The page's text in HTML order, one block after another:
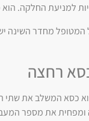
למניעת החלקה.
מחדר השינה
רחצה
כסא המשלב את שתי
את מספר